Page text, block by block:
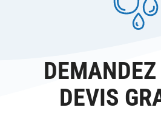
DEVIS